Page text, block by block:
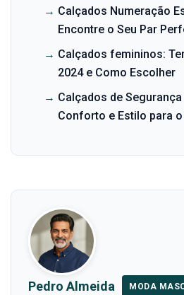
→ Calçados Numeração
Encontre o Seu Par
→ Calçados femininos:
2024 e Como Escolher
→ Calçados de
Conforto e Estilo para
Pedro Almeida MODA